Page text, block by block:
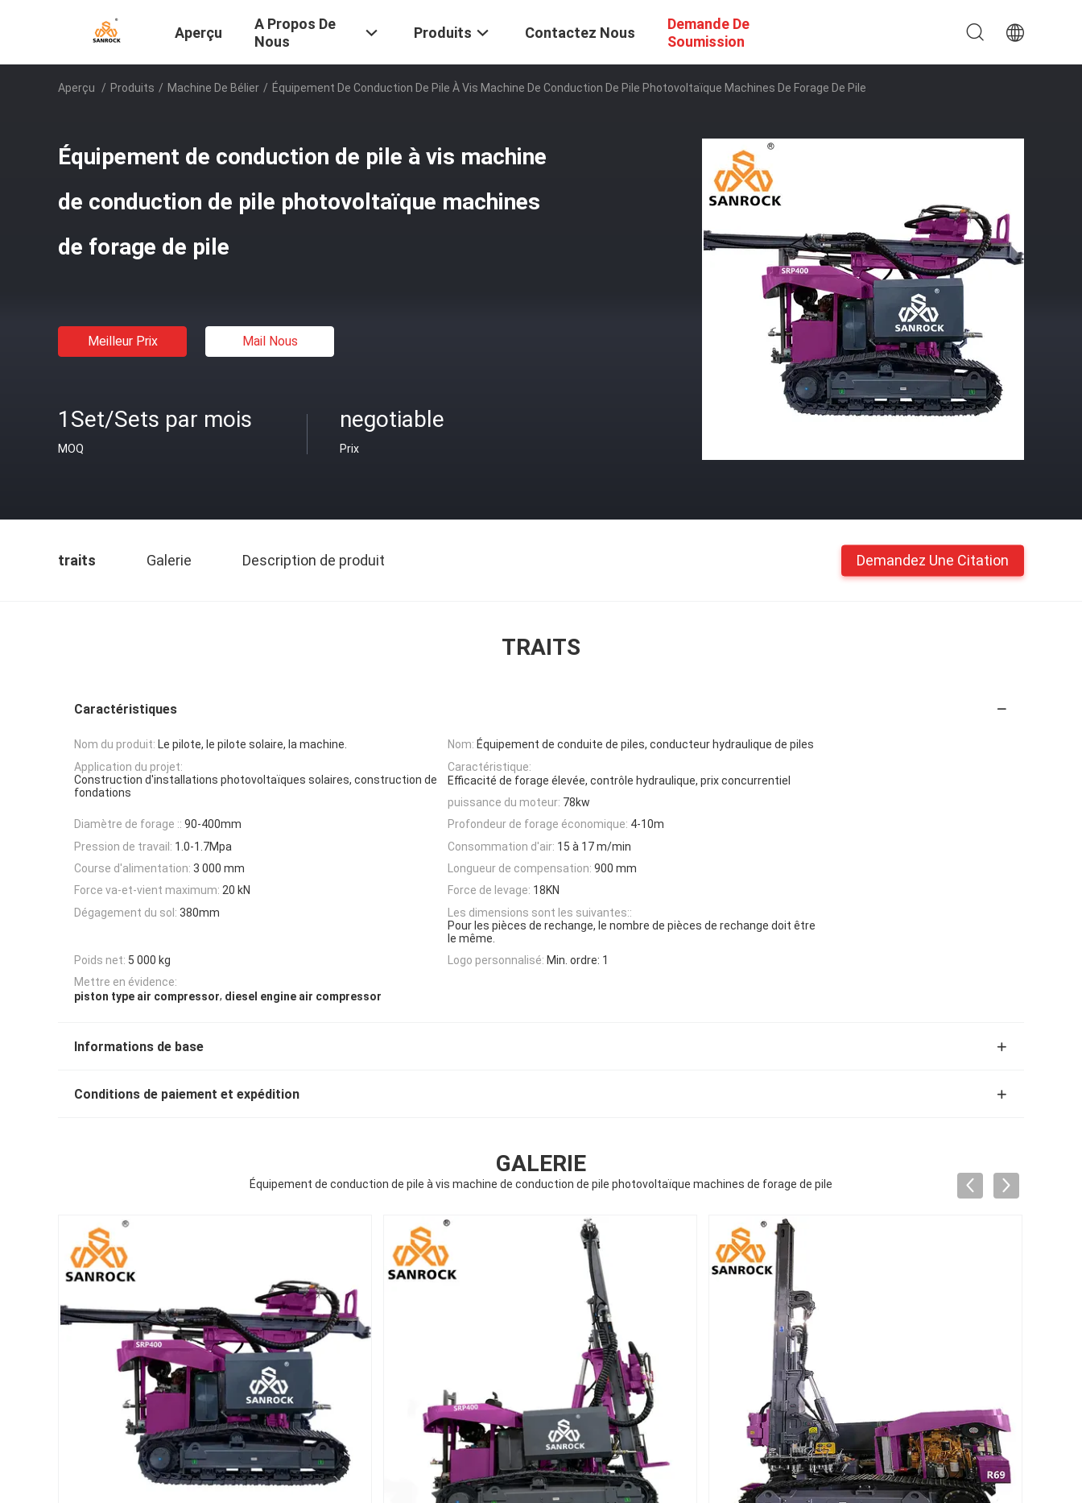
Aperçu
A Propos De
Nous
Produits Contactez Nous
Demande De
Soumission
Aperçu / Produits / Machine De Bélier / Équipement De Conduction De Pile À Vis Machine De Conduction De Pile Photovoltaïque Machines De Forage De Pile
Équipement de conduction de pile à vis machine
de conduction de pile photovoltaïque machines
de forage de pile
Meilleur Prix Mail Nous
1Set/Sets par mois
MOQ
negotiable
Prix
traits Galerie Description de produit Demandez Une Citation
TRAITS
Caractéristiques
Nom du produit: Le pilote, le pilote solaire, la machine. Nom: Équipement de conduite de piles, conducteur hydraulique de piles
Application du projet:
Construction d'installations photovoltaïques solaires, construction de
fondations
Caractéristique:
Efficacité de forage élevée, contrôle hydraulique, prix concurrentiel
puissance du moteur: 78kw
Diamètre de forage :: 90-400mm Profondeur de forage économique: 4-10m
Pression de travail: 1.0-1.7Mpa Consommation d'air: 15 à 17 m/min
Course d'alimentation: 3 000 mm Longueur de compensation: 900 mm
Force va-et-vient maximum: 20 kN Force de levage: 18KN
Dégagement du sol: 380mm
Les dimensions sont les suivantes::
Pour les pièces de rechange, le nombre de pièces de rechange doit être
le même.
Poids net: 5 000 kg Logo personnalisé: Min. ordre: 1
Mettre en évidence:
piston type air compressor, diesel engine air compressor
Informations de base
Conditions de paiement et expédition
GALERIE
Équipement de conduction de pile à vis machine de conduction de pile photovoltaïque machines de forage de pile